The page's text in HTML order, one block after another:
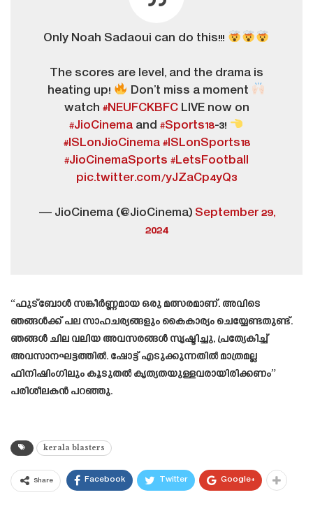
Only Noah Sadaoui can do this!!!
The scores are level, and the drama is
heating up!
Don’t miss a moment
watch #NEUFCKBFCLIVE now on
#JioCinema and#Sports18-3!
#ISLonJioCinema #ISLonSports18
#JioCinemaSports #LetsFootball
pic.twitter.com/yJZaCp4yQ3
— JioCinema (@JioCinema) September 29,
2024
“ഫുട്ബോൾ സങ്കീർണ്ണമായ ഒരു മത്സരമാണ്. അവിടെ
ഞങ്ങൾക്ക് പല സാഹചര്യങ്ങളും കൈകാര്യം ചെയ്യേണ്ടതുണ്ട്.
ഞങ്ങൾ ചില വലിയ അവസരങ്ങൾ സൃഷ്ടിച്ചു, പ്രത്യേകിച്ച്
അവസാനഘട്ടത്തിൽ. ഷോട്ട് എടുക്കുന്നതിൽ മാത്രമല്ല
ഫിനിഷിംഗിലും കൂടുതൽ കൃത്യതയുള്ളവരായിരിക്കണം”
പരിശീലകൻ പറഞ്ഞു.
kerala blasters
Share Facebook Twitter Google+